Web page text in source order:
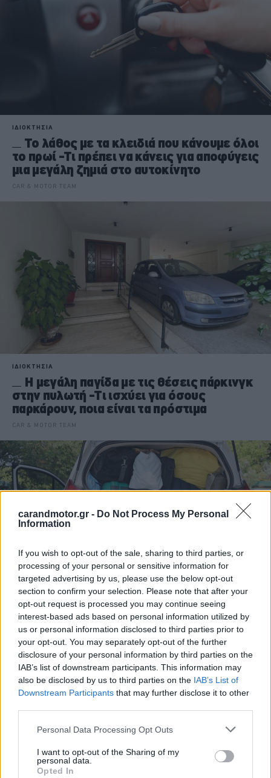
carandmotor.gr - Do Not Process My Personal
Information
If you wish to opt-out of the sale, sharing to third parties, or
processing of your personal or sensitive information for
targeted advertising by us, please use the below opt-out
section to confirm your selection. Please note that after your
opt-out request is processed you may continue seeing
interest-based ads based on personal information utilized by
us or personal information disclosed to third parties prior to
your opt-out. You may separately opt-out of the further
disclosure of your personal information by third parties on the
IAB’s list of downstream participants. This information may
also be disclosed by us to third parties on the IAB’s List of
Downstream Participants that may further disclose it to other
Please note that this website/app uses one or more Google
not limited to your visit or usage behaviour. You may click to
grant or deny consent to Google and its third-party tags to
Personal Data Processing Opt Outs
I want to opt-out of the Sharing of my
personal data.
Opted In
ΙΔΙΟΚΤΗΣΙΑ
Το λάθος με τα κλειδιά που κάνουμε όλοι
το πρωί -Τι πρέπει να κάνεις για αποφύγεις
μια μεγάλη ζημιά στο αυτοκίνητο
CAR & MOTOR TEAM
ΙΔΙΟΚΤΗΣΙΑ
Η μεγάλη παγίδα με τις θέσεις πάρκινγκ
στην πυλωτή -Τι ισχύει για όσους
παρκάρουν, ποια είναι τα πρόστιμα
CAR & MOTOR TEAM
ΙΔΙΟΚΤΗΣΙΑ
Τι απαγορεύεται να μεταφέρω με το
αυτοκίνητό μου -Ποιο είναι το πρόστιμο
CAR & MOTOR TEAM